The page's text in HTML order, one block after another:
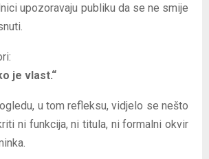
upozoravaju publiku da se ne smije
je vlast.“
u tom refleksu, vidjelo se nešto
ni funkcija, ni titula, ni formalni okvir